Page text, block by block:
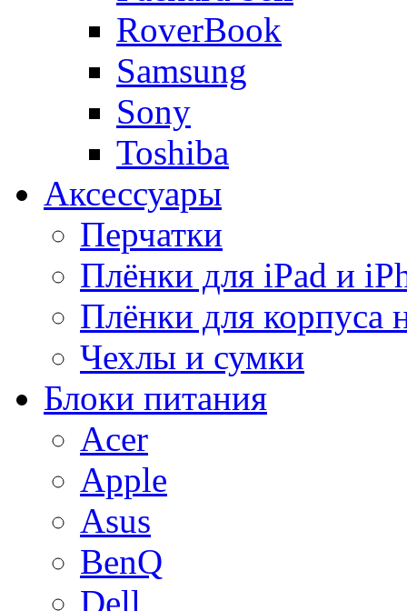
RoverBook
Samsung
Sony
Toshiba
Аксессуары
Перчатки
Плёнки для iPad и
Плёнки для корпуса
Чехлы и сумки
Блоки питания
Acer
Apple
Asus
BenQ
Dell